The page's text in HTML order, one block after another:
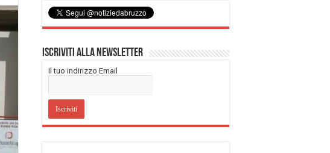
Iscriviti alla Newsletter
Il tuo indirizzo Email